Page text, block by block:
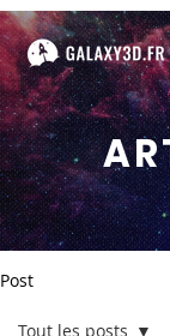
Post
Tout les posts